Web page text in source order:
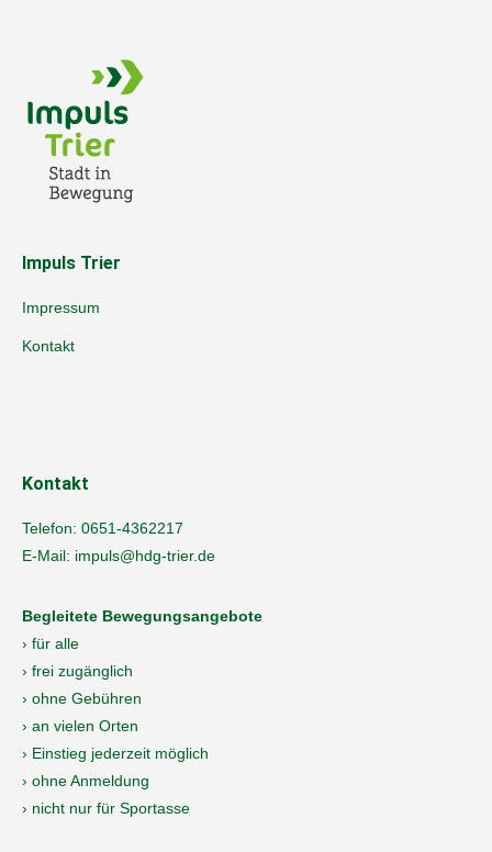
Impuls Trier
Impressum
Kontakt
Kontakt
Telefon: 0651-4362217
E-Mail: impuls@hdg-trier.de
Begleitete Bewegungsangebote
› für alle
› frei zugänglich
› ohne Gebühren
› an vielen Orten
› Einstieg jederzeit möglich
› ohne Anmeldung
› nicht nur für Sportasse